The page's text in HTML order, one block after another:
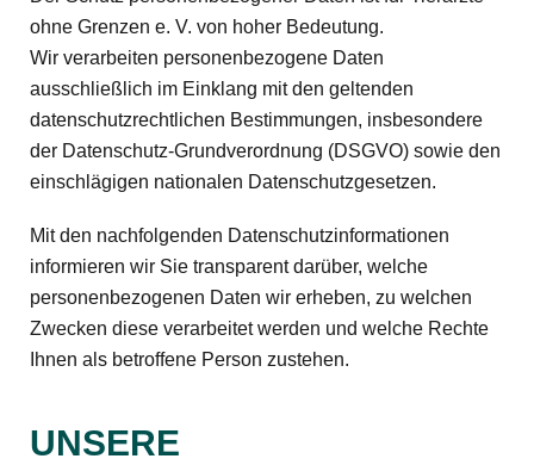
ohne Grenzen e. V. von hoher Bedeutung.
Wir verarbeiten personenbezogene Daten
ausschließlich im Einklang mit den geltenden
datenschutzrechtlichen Bestimmungen, insbesondere
der Datenschutz-Grundverordnung (DSGVO) sowie den
einschlägigen nationalen Datenschutzgesetzen.
Mit den nachfolgenden Datenschutzinformationen
informieren wir Sie transparent darüber, welche
personenbezogenen Daten wir erheben, zu welchen
Zwecken diese verarbeitet werden und welche Rechte
Ihnen als betroffene Person zustehen.
UNSERE